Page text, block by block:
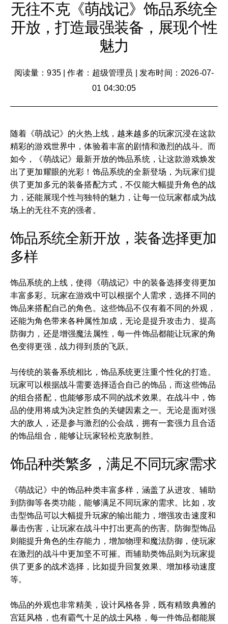
无往不克《萌战记》饰品系统全
开放，打造最强装备，展现个性
魅力
阅读量：935|作者：超级管理员
发布时间：2026-07-
01 04:30:05
随着《萌战记》的火热上线，越来越多的玩家沉浸在这款
精彩的游戏世界中，体验着丰富的剧情和激烈的战斗。而
如今，《萌战记》最新开放的饰品系统，让这款游戏焕发
出了更加耀眼的光彩！饰品系统的全新登场，为玩家们提
供了更加多元的装备搭配方式，不仅能大幅提升角色的战
力，还能展现个性与独特的魅力，让每一位玩家都成为战
场上的无往不克的强者。
饰品系统全新开放，装备选择更加
多样
饰品系统的上线，使得《萌战记》中的装备选择变得更加
丰富多彩。玩家在游戏中可以根据个人需求，选择不同的
饰品来搭配自己的角色。这些饰品不仅有着不同的外观，
还能为角色带来各种属性加成，无论是提升攻击力、提高
防御力，还是增强魔法属性，每一件饰品都能让玩家的角
色变得更强，战力得到质的飞跃。
与传统的装备系统相比，饰品系统更注重个性化的打造。
玩家可以根据战斗需要选择适合自己的饰品，而这些饰品
的组合搭配，也能够形成不同的战术效果。在战斗中，饰
品的使用将成为决定胜负的关键因素之一。无论是面对强
大的敌人，还是参与激烈的公会战，拥有一套强力且合适
的饰品组合，能够让玩家轻松克敌制胜。
饰品种类繁多，满足不同玩家需求
《萌战记》中的饰品种类丰富多样，涵盖了从进攻、辅助
到防御等各类功能，能够满足不同玩家的需求。比如，攻
击型饰品可以大幅提升玩家的输出能力，增强攻击速度和
暴击伤害，让玩家在战斗中打出更高的伤害。防御型饰品
则能提升角色的生存能力，增加物理和魔法防御，使玩家
在激烈的战斗中更加坚不可摧。而辅助类饰品则为玩家提
供了更多的战术选择，比如提升回复效果、增加移动速度
等。
饰品的外观也非常精美，设计风格各异，既有精致典雅的
宫廷风格，也有霸气十足的战士风格，每一件饰品都能展